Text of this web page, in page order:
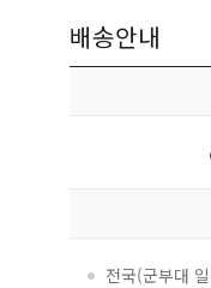
배송안내
전국(군부대